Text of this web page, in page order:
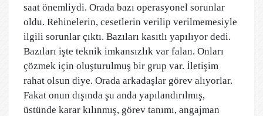
saat önemliydi. Orada bazı operasyonel sorunlar
oldu. Rehinelerin, cesetlerin verilip verilmemesiyle
ilgili sorunlar çıktı. Bazıları kasıtlı yapılıyor dedi.
Bazıları işte teknik imkansızlık var falan. Onları
çözmek için oluşturulmuş bir grup var. İletişim
rahat olsun diye. Orada arkadaşlar görev alıyorlar.
Fakat onun dışında şu anda yapılandırılmış,
üstünde karar kılınmış, görev tanımı, angajman